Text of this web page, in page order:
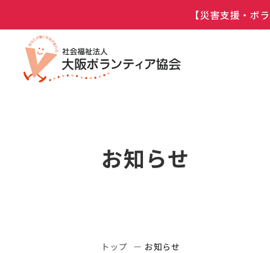
【災害支援・ボ
お知らせ
トップ お知らせ